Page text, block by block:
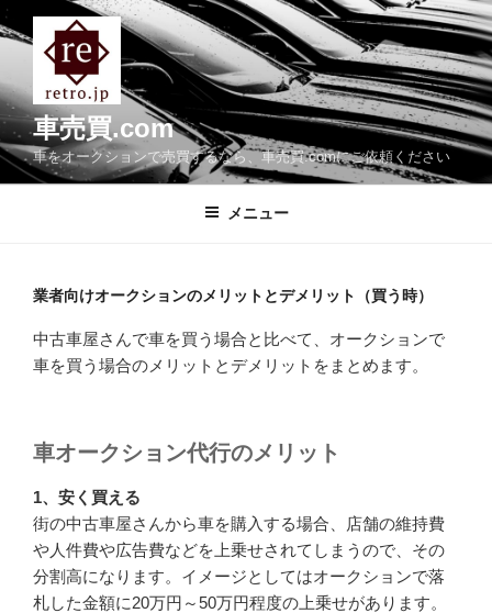
コ
ン
ン
ツ
へ
ス
車売買.com
車をオークションで売買するなら、車売買.comにご依頼ください
メニュー
業者向けオークションのメリットとデメリット（買う時）
中古車屋さんで車を買う場合と比べて、オークションで
車を買う場合のメリットとデメリットをまとめます。
車オークション代行のメリット
1、安く買える
街の中古車屋さんから車を購入する場合、店舗の維持費
や人件費や広告費などを上乗せされてしまうので、その
分割高になります。イメージとしてはオークションで落
札した金額に20万円～50万円程度の上乗せがあります。